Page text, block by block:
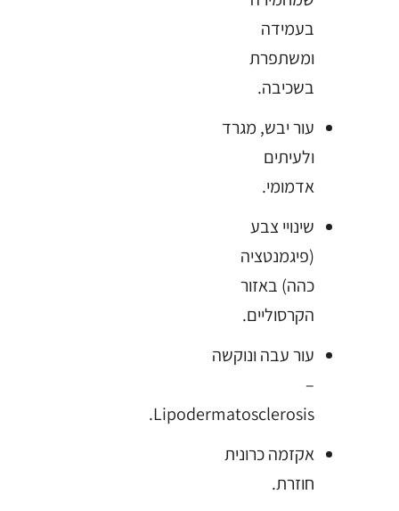
בעמידה
ומשתפרת
בשכיבה.
עור יבש, מגרד
ולעיתים
אדמומי.
שינויי צבע
(פיגמנטציה
כהה) באזור
הקרסוליים.
עור עבה ונוקשה
–
Lipodermatosclerosis.
אקזמה כרונית
חוזרת.